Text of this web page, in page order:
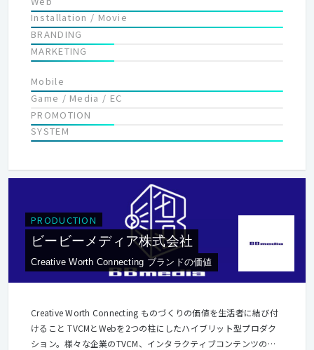
を持った方であれば、非常にやりがいのある面白い仕事に出会え
る場所です。
Installation / Movie
BRANDING
MARKETING
Mobile
Game / Media / EC
PROMOTION
SYSTEM
PRODUCTION
ビービーメディア株式会社
Creative Worth Connecting ブランドの価値
Creative Worth Connecting ものづくりの価値を生活者に結び付
けること TVCMとWebを2つの柱にしたハイブリット型プロダク
ション。様々な企業のTVCM、インタラクティブコンテンツの企